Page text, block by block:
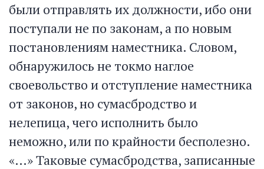
были отправлять их должности, ибо они
поступали не по законам, а по новым
постановлениям наместника. Словом,
обнаружилось не токмо наглое
своевольство и отступление наместника
от законов, но сумасбродство и
нелепица, чего исполнить было
неможно, или по крайности бесполезно.
«…» Таковые сумасбродства, записанные